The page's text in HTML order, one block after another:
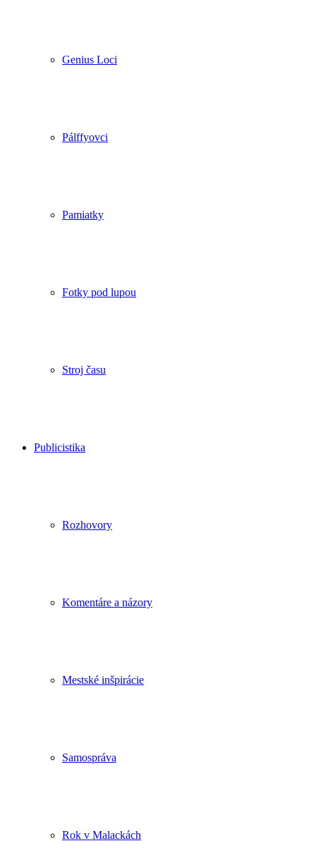
Genius Loci
Pálffyovci
Pamiatky
Fotky pod lupou
Stroj času
Publicistika
Rozhovory
Komentáre a názory
Mestské inšpirácie
Samospráva
Rok v Malackách